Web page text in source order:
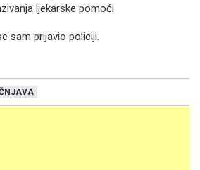
ljekarske pomoći.
sam prijavio policiji.